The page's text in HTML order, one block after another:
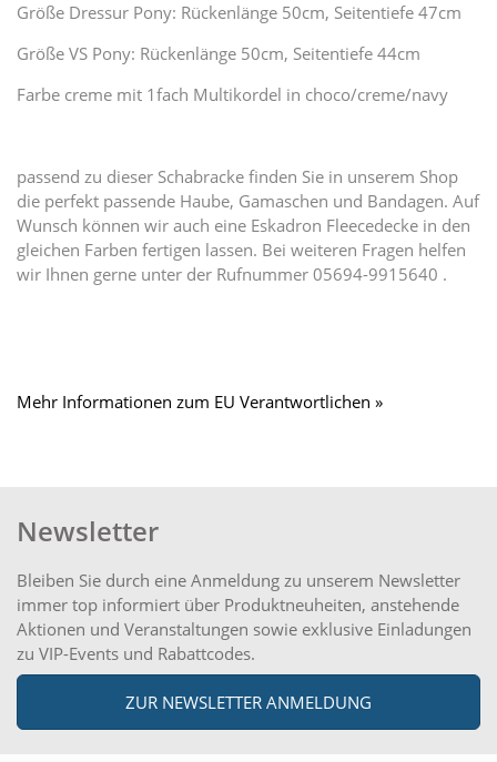
Größe Dressur Pony: Rückenlänge 50cm, Seitentiefe 47cm
Größe VS Pony: Rückenlänge 50cm, Seitentiefe 44cm
Farbe creme mit 1fach Multikordel in choco/creme/navy
passend zu dieser Schabracke finden Sie in unserem Shop
die perfekt passende Haube, Gamaschen und Bandagen. Auf
Wunsch können wir auch eine Eskadron Fleecedecke in den
gleichen Farben fertigen lassen. Bei weiteren Fragen helfen
wir Ihnen gerne unter der Rufnummer 05694-9915640 .
Mehr Informationen zum EU Verantwortlichen »
Newsletter
Bleiben Sie durch eine Anmeldung zu unserem Newsletter
immer top informiert über Produktneuheiten, anstehende
Aktionen und Veranstaltungen sowie exklusive Einladungen
zu VIP-Events und Rabattcodes.
ZUR NEWSLETTER ANMELDUNG